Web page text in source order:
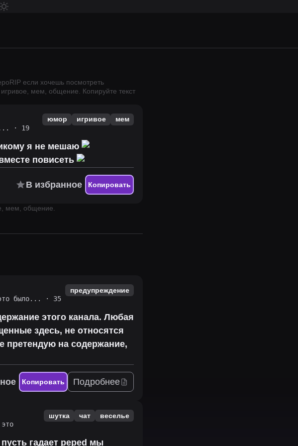
󠀀если хочешь посмотреть
мем, общение.
Копируйте текст
· 19
юмор игривое мем
я не мешаю
повисеть
В избранное Копировать
мем, общение.
было...
· 35
предупреждение
этого канала. Любая
здесь, не относятся
претендую на содержание,
Копировать Подробнее
шутка чат веселье
гадает peped мы